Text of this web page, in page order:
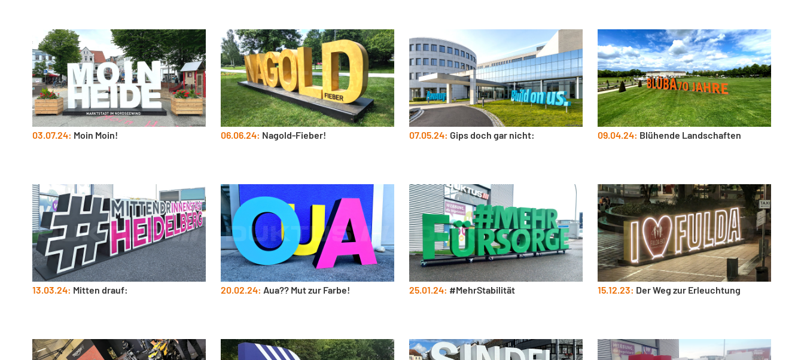
03.07.24: Moin Moin! 06.06.24: Nagold-Fieber! 07.05.24: Gips doch gar nicht: 09.04.24: Blühende Landschaften
13.03.24: Mitten drauf: 20.02.24: Aua?? Mut zur Farbe! 25.01.24: #MehrStabilität 15.12.23: Der Weg zur Erleuchtung